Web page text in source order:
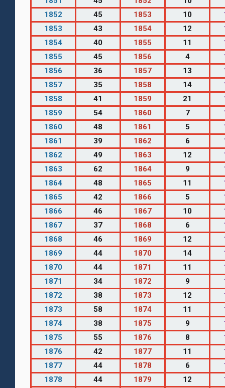
1852
45 1853 10
1853
43 1854 12
1854
40 1855 11
1855
45 1856 4
1856
36 1857 13
1857
35 1858 14
1858
41 1859 21
1859
54 1860 7
1860
48 1861 5
1861
39 1862 6
1862
49 1863 12
1863
62 1864 9
1864
48 1865 11
1865
42 1866 5
1866
46 1867 10
1867
37 1868 6
1868
46 1869 12
1869
44 1870 14
1870
44 1871 11
1871
34 1872 9
1872
38 1873 12
1873
58 1874 11
1874
38 1875 9
1875
55 1876 8
1876
42 1877 11
1877
44 1878 6
1878
44 1879 12